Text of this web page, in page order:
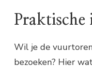
Wil je de
bezoeken? Hier